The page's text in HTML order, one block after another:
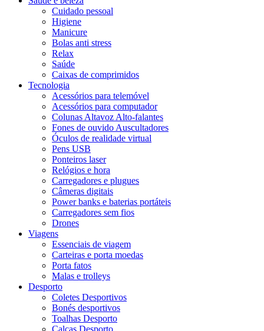
Cuidado pessoal
Higiene
Manicure
Bolas anti stress
Relax
Saúde
Caixas de comprimidos
Tecnologia
Acessórios para telemóvel
Acessórios para computador
Colunas Altavoz Alto-falantes
Fones de ouvido Auscultadores
Óculos de realidade virtual
Pens USB
Ponteiros laser
Relógios e hora
Carregadores e plugues
Câmeras digitais
Power banks e baterias portáteis
Carregadores sem fios
Drones
Viagens
Essenciais de viagem
Carteiras e porta moedas
Porta fatos
Malas e trolleys
Desporto
Coletes Desportivos
Bonés desportivos
Toalhas Desporto
Calças Desporto